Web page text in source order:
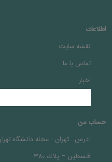
اطلاعات
نقشه سایت
تماس با ما
اخبار
حساب من
آدرس : تهران - محله دانشگاه
فلسطين – پلاك 380